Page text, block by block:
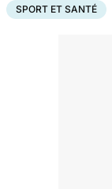
SPORT ET SANTÉ